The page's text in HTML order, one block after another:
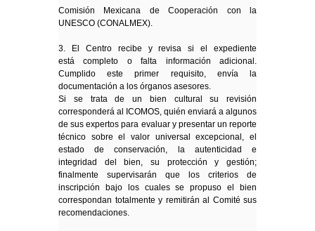
Comisión Mexicana de Cooperación con la
UNESCO (CONALMEX).
3. El Centro recibe y revisa si el expediente
está completo o falta información adicional.
Cumplido este primer requisito, envía la
documentación a los órganos asesores.
Si se trata de un bien cultural su revisión
corresponderá al ICOMOS, quién enviará a algunos
de sus expertos para evaluar y presentar un reporte
técnico sobre el valor universal excepcional, el
estado de conservación, la autenticidad e
integridad del bien, su protección y gestión;
finalmente supervisarán que los criterios de
inscripción bajo los cuales se propuso el bien
correspondan totalmente y remitirán al Comité sus
recomendaciones.